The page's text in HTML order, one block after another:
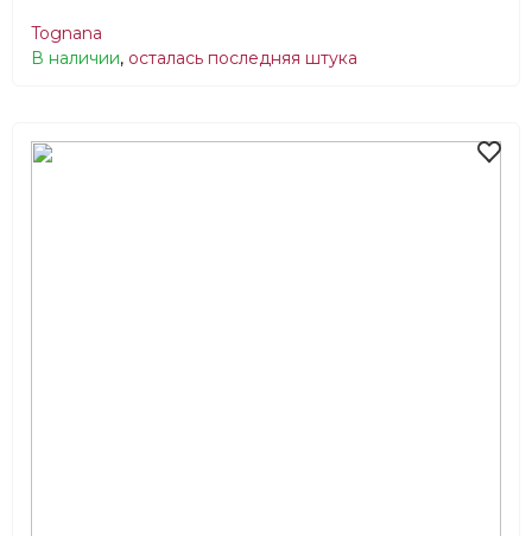
Tognana
В наличии, осталась последняя штука